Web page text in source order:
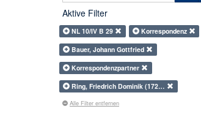
Aktive Filter
NL 10/IV B 29
Korrespondenz
Bauer, Johann Gottfried
Korrespondenzpartner
Ring, Friedrich Dominik (172…
Alle Filter entfernen